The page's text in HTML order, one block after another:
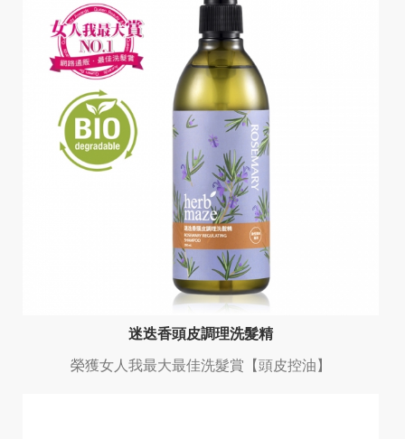
迷迭香頭皮調理洗髮精
榮獲女人我最大最佳洗髮賞【頭皮控油】